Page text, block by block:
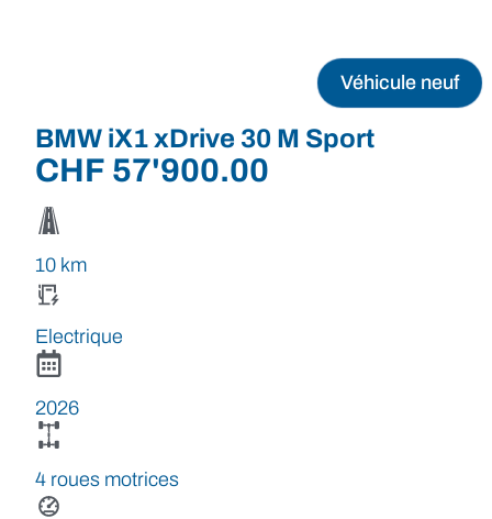
Véhicule neuf
BMW iX1 xDrive 30 M Sport
CHF 57'900.00
10 km
Electrique
2026
4 roues motrices